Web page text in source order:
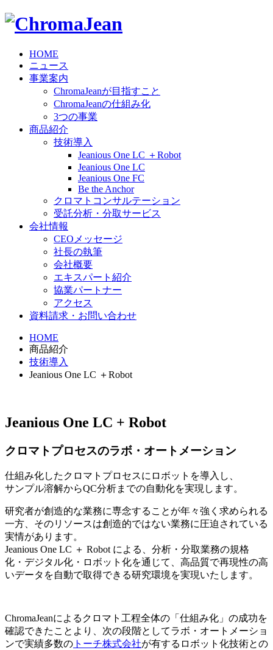
HOME
ニュース
事業案内
ChromaJeanが目指すこと
ChromaJeanの仕組み化
3つの事業
商品紹介
技術導入
Jeanious One LC ＋Robot
Jeanious One LC
Jeanious One FC
Be the Anchor
クロマトコンサルテーション
受託分析・分取サービス
会社情報
CEOメッセージ
社長の執筆
会社概要
エキスパート紹介
協業パートナー
アクセス
資料請求・お問い合わせ
HOME
商品紹介
技術導入
Jeanious One LC ＋Robot
Jeanious One LC + Robot
クロマトプロセスのラボ・オートメーション
仕組み化したクロマトプロセスにロボットを導入し、
サンプル溶解からQC分析までの自動化を実現します。
研究者が創造的な業務に専念することが年々強く求められる
一方、そのリソースは創造的ではない業務に圧迫されている
実情があります。
Jeanious One LC ＋ Robot による、分析・分取業務の規格
化・デジタル化・ロボット化を通じて、高品質で再現性の高
いデータを自動で取得できる研究環境を実現いたします。
ChromaJeanによるクロマト工程全体の「仕組み化」の成功を
確認できたことより、次の段階としてラボ・オートメーショ
ンで実績多数の トーチ株式会社が有するロボット化技術との